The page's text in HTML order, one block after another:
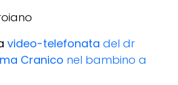
video-telefonata del dr
Cranico nel bambino a